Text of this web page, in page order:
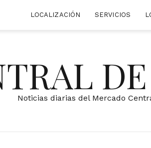
LOCALIZACIÓN SERVICIOS
Noticias diarias del Mercado